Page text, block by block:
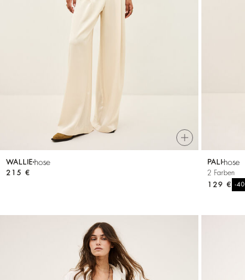
SweatshirtsALLES ANZEIGEN
WALLIE hose
215 €
PALI hose
2 Farben
-40
129 €